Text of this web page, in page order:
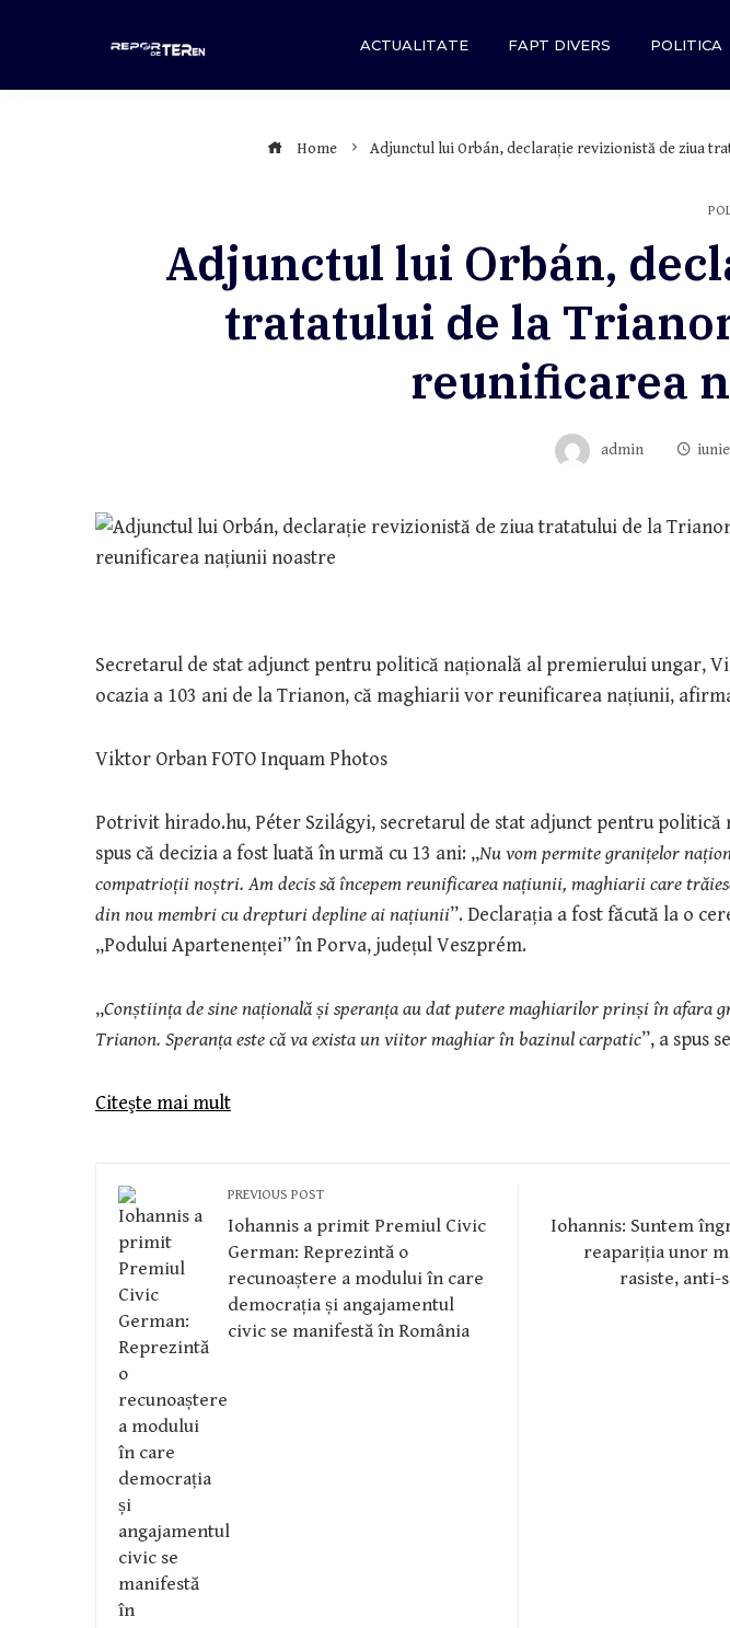
ACTUALITATE FAPT DIVERS POLITICA
Home Adjunctul lui Orbán, declarație revizionistă de ziua
Adjunctul lui Orbán,
tratatului de la
reunificarea
admin
Secretarul de stat adjunct pentru politică națională al premierului ungar,
ocazia a 103 ani de la Trianon, că maghiarii vor reunificarea națiunii,
Viktor Orban FOTO Inquam Photos
Potrivit hirado.hu, Péter Szilágyi, secretarul de stat adjunct pentru politică
spus că decizia a fost luată în urmă cu 13 ani: „Nu vom permite granițelor
compatrioții noștri. Am decis să începem reunificarea națiunii, maghiarii care
din nou membri cu drepturi depline ai națiunii”. Declarația a fost făcută la o
„Podului Apartenenței” în Porva, județul Veszprém.
„Conștiința de sine națională și speranța au dat putere maghiarilor prinși în afara
Trianon. Speranța este că va exista un viitor maghiar în bazinul carpatic”, a spus
Citeşte mai mult
PREVIOUS POST
Iohannis a primit Premiul Civic
German: Reprezintă o
recunoaștere a modului în care
democrația și angajamentul
civic se manifestă în România
Iohannis: Suntem
reapariția unor
rasiste, anti-